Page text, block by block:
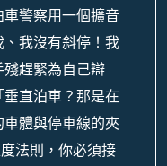
警察用一個擴音
我沒有斜停！我
趕緊為自己辯
直泊車？那是在
體與停車線的夾
法則，你必須接